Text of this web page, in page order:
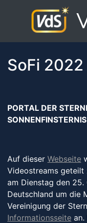
SoFi 2022
PORTAL DER
Auf dieser Webseite
Videostreams geteilt
am Dienstag den
Deutschland um die
Vereinigung der
Informationsseite an.